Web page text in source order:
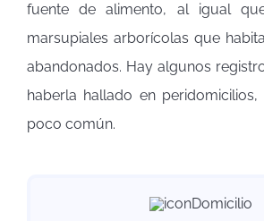
fuente de alimento, al igual
marsupiales arborícolas que
abandonados. Hay algunos
haberla hallado en
poco común.